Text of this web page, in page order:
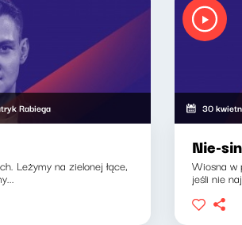
Rabiega
Leżymy na zielonej łące,
30
Nie-
Wiosna w
jeśli nie